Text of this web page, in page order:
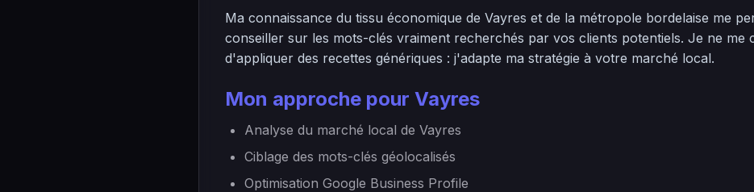
Ma connaissance du tissu économique de Vayres et de la métropole bordelaise me
conseiller sur les mots-clés vraiment recherchés par vos clients potentiels. Je ne me
d'appliquer des recettes génériques : j'adapte ma stratégie à votre marché local.
Mon approche pour Vayres
Analyse du marché local de Vayres
Ciblage des mots-clés géolocalisés
Optimisation Google Business Profile